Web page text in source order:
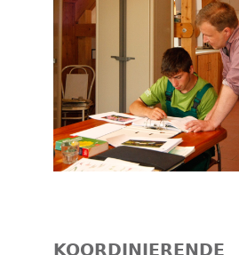
KOORDINIERENDE